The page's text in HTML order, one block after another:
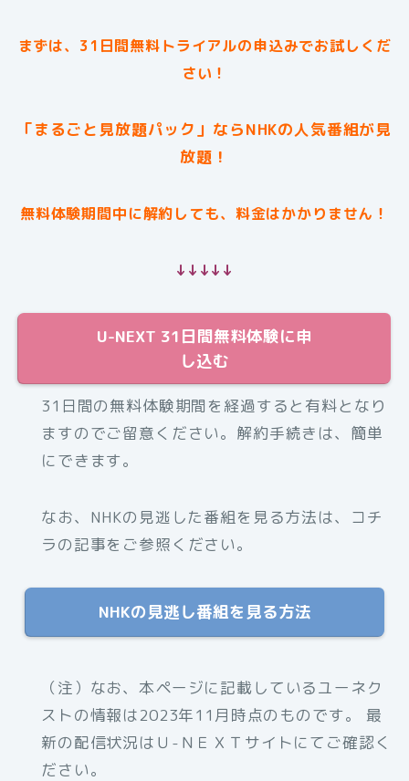
まずは、31日間無料トライアルの申込みでお試しくだ
さい！
「まるごと見放題パック」ならNHKの人気番組が見
放題！
無料体験期間中に解約しても、料金はかかりません！
↓↓↓↓↓
U-NEXT 31日間無料体験に申
し込む
31日間の無料体験期間を経過すると有料となり
ますのでご留意ください。解約手続きは、簡単
にできます。
なお、NHKの見逃した番組を見る方法は、コチ
ラの記事をご参照ください。
NHKの見逃し番組を見る方法
（注）なお、本ページに記載しているユーネク
ストの情報は2023年11月時点のものです。 最
新の配信状況はＵ-ＮＥＸＴサイトにてご確認く
ださい。